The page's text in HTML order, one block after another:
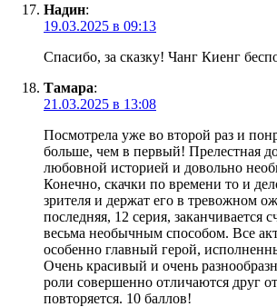
Надин:
19.03.2025 в 09:13
Спасибо, за сказку! Чанг Киенг
Тамара:
21.03.2025 в 13:08
Посмотрела уже во второй раз и
больше, чем в первый! Прелестная
любовной историей и довольно
Конечно, скачки по времени то и
зрителя и держат его в тревожном
последняя, 12 серия, заканчивается
весьма необычным способом. Все
особенно главный герой,
Очень красивый и очень
роли совершенно отличаются друг
повторяется. 10 баллов!